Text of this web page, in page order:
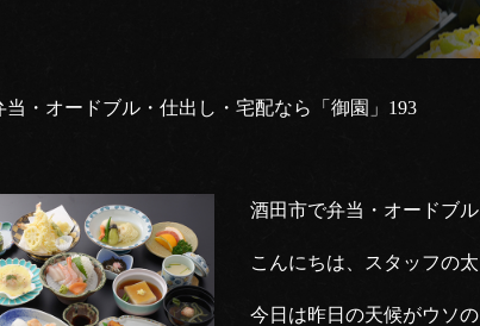
・オードブル・仕出し・宅配なら「御園」193
酒田市で弁当・オードブ
こんにちは、スタッフの
今日は昨日の天候がウソ